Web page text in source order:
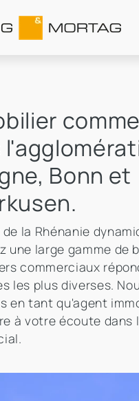
Bonn et
la Rhénanie
une large gamme de
commerciaux
les plus diverses.
en tant qu'agent
à votre écoute dans